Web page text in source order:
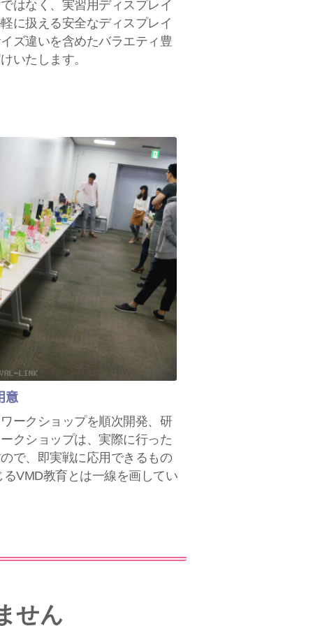
はなく、実習用ディスプレイ
に扱える安全なディスプレイ
ズ違いを含めたバラエティ豊
いたします。
意
ークショップを順次開発、研
クショップは、実際に行った
で、即実戦に応用できるもの
VMD教育とは一線を画してい
せん